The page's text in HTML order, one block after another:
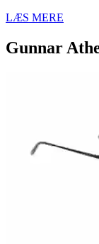
LÆS MERE
Gunnar